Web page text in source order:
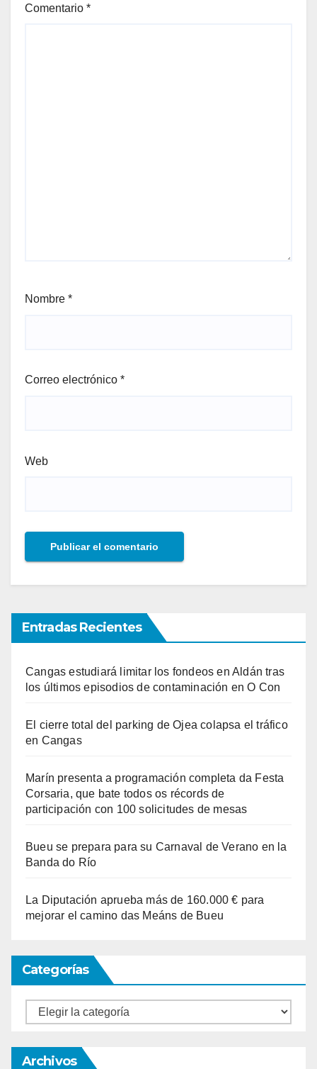
Comentario *
Nombre *
Correo electrónico *
Web
Entradas Recientes
Cangas estudiará limitar los fondeos en Aldán tras
los últimos episodios de contaminación en O Con
El cierre total del parking de Ojea colapsa el tráfico
en Cangas
Marín presenta a programación completa da Festa
Corsaria, que bate todos os récords de
participación con 100 solicitudes de mesas
Bueu se prepara para su Carnaval de Verano en la
Banda do Río
La Diputación aprueba más de 160.000 € para
mejorar el camino das Meáns de Bueu
Categorías
Categorías
Archivos